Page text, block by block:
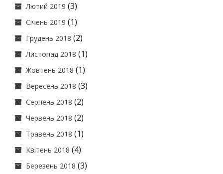
Лютий 2019 (3)
Січень 2019 (1)
Грудень 2018 (2)
Листопад 2018 (1)
Жовтень 2018 (1)
Вересень 2018 (3)
Серпень 2018 (2)
Червень 2018 (2)
Травень 2018 (1)
Квітень 2018 (4)
Березень 2018 (3)